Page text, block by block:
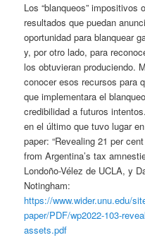
Los “blanqueos”
resultados que puedan
oportunidad para blanquear
y, por otro lado, para
los obtuvieran produciendo.
conocer esos recursos para
que implementara el
credibilidad a futuros
en el último que tuvo lugar
paper: “Revealing 21 per
from Argentina’s tax
Londoño-Vélez de UCLA, y
Notingham:
https://www.wider.unu.edu/
paper/PDF/wp2022-103-
assets.pdf